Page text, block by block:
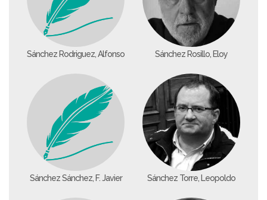
Sánchez Rodriguez, Alfonso Sánchez Rosillo, Eloy
Sánchez Sánchez, F. Javier Sánchez Torre, Leopoldo